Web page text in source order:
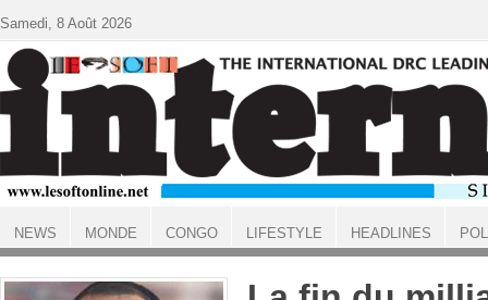
ACCUEIL
Samedi, 8 Août 2026
NEWS MONDE CONGO LIFESTYLE HEADLINES